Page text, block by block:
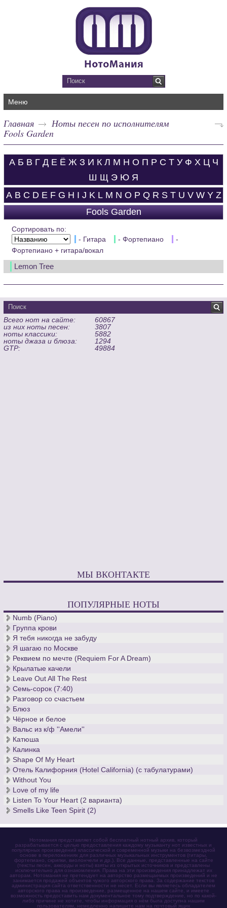
Меню
Главная
Ноты песен по исполнителям
Fools Garden
А Б В Г Д Е Ё Ж З И К Л М Н О П Р С Т У Ф Х Ц Ч
Ш Щ Э Ю Я
A B C D E F G H I J K L M N O P Q R S T U V W Y Z
Fools Garden
Сортировать по:
- Гитара
- Фортепиано
-
Фортепиано + гитара/вокал
Lemon Tree
Всего нот на сайте:
60867
из них ноты песен:
3807
ноты классики:
5882
ноты джаза и блюза:
1294
GTP:
49884
МЫ ВКОНТАКТЕ
ПОПУЛЯРНЫЕ НОТЫ
Numb (Piano)
Группа крови
Я тебя никогда не забуду
Я шагаю по Москве
Реквием по мечте (Requiem For A Dream)
Крылатые качели
Leave Out All The Rest
Семь-сорок (7:40)
Разговор со счастьем
Блюз
Чёрное и белое
Вальс из к/ф ''Амели''
Катюша
Калинка
Shape Of My Heart
Отель Калифорния (Hotel California) (с табулатурами)
Without You
Love of my life
Listen To Your Heart (2 варианта)
Smells Like Teen Spirit (2)
Нотомания представляет собой бесплатный нотный архив, который
разрабатывается с целью предоставления каждому музыканту нот известных и
популярных произведений классической и современной музыки на безвозмездной
основе в переложениях для различных музыкальных инструментов (гитары,
фортепиано, скрипки, виолончели и др.). Все данные, представленные на сайте
(тексты песен, аккорды и ноты) взяты из открытых источников и представлены
исключительно для ознакомления. Права на эти произведения принадлежат их
авторам. Нотомания не претендует на авторство размещаемых произведений и не
занимается продажей объектов чужого авторского права. За содержание текстов
администрация сайта ответственности не несет. Если вы являетесь обладателем
авторского права на произведение, размещенное на нашем сайте, и имеете
возможность предоставить нам документальное тому подтверждение, но по какой-
либо причине не хотите, чтобы информация о нём была доступна нашим
пользователям, немедленно напишите нам на почтовый ящик